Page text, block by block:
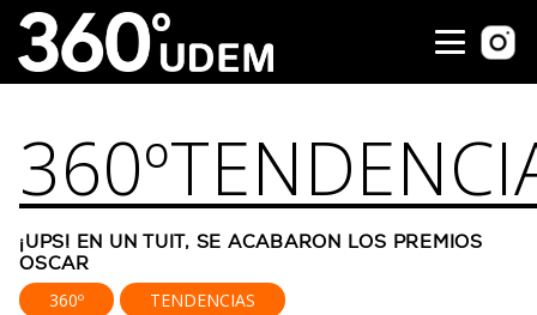
360º
¡UPS! EN UN TUIT, SE ACABARON LOS PREMIOS
OSCAR
360º TENDENCIAS